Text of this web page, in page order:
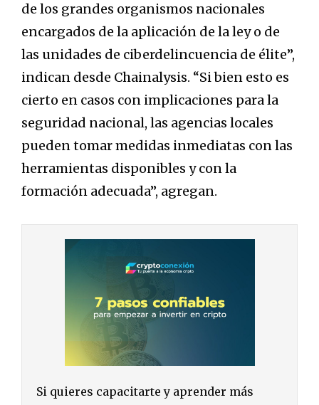
de los grandes organismos nacionales
encargados de la aplicación de la ley o de
las unidades de ciberdelincuencia de élite”,
indican desde Chainalysis. “Si bien esto es
cierto en casos con implicaciones para la
seguridad nacional, las agencias locales
pueden tomar medidas inmediatas con las
herramientas disponibles y con la
formación adecuada”, agregan.
Si quieres capacitarte y aprender más